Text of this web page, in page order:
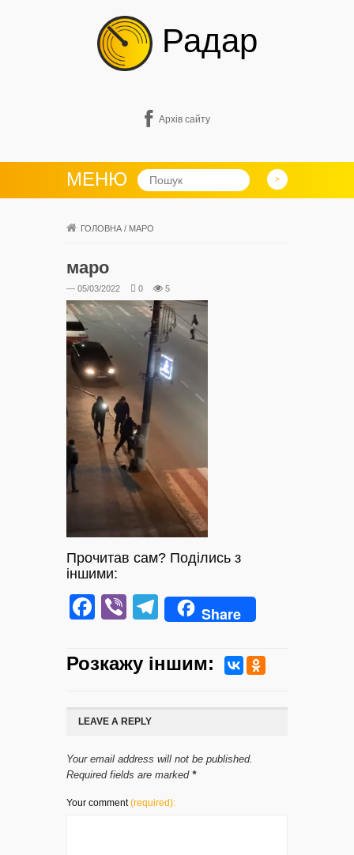
Радар
Архів сайту
МЕНЮ
ГОЛОВНА / МАРО
маро
— 05/03/2022 0 5
Прочитав сам? Поділись з
іншими:
Facebook
ViberTelegram
Share
Розкажу iншим:
LEAVE A REPLY
Your email address will not be published.
Required fields are marked *
Your comment(required):